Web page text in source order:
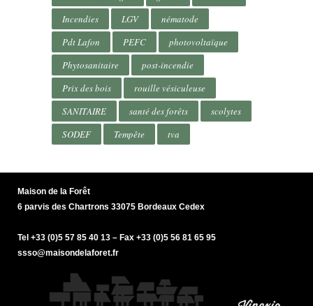
Incendies
LGV
nématode
Pdt Lafon
PEFC
photovoltaïque
Phytosanitaire
post-incendie
Prix des bois
rouille vésiculeuse
SANITAIRE
santé des forêts
scolytes
SODEF
Tempête tva
Maison de la Forêt
6 parvis des Chartrons 33075 Bordeaux Cedex
Tel +33 (0)5 57 85 40 13 – Fax +33 (0)5 56 81 65 95
ssso@maisondelaforet.fr